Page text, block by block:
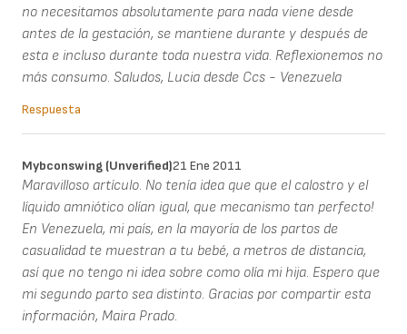
no necesitamos absolutamente para nada viene desde
antes de la gestación, se mantiene durante y después de
esta e incluso durante toda nuestra vida. Reflexionemos no
más consumo. Saludos, Lucia desde Ccs - Venezuela
Respuesta
Mybconswing (unverified)21 Ene 2011
Maravilloso artículo. No tenía idea que que el calostro y el
líquido amniótico olían igual, que mecanismo tan perfecto!
En Venezuela, mi país, en la mayoría de los partos de
casualidad te muestran a tu bebé, a metros de distancia,
así que no tengo ni idea sobre como olía mi hija. Espero que
mi segundo parto sea distinto. Gracias por compartir esta
información, Maira Prado.